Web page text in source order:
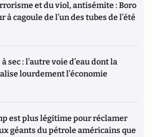
et du viol, antisémite : Boro
à cagoule de l’un des tubes de l’été
sec : l’autre voie d’eau dont la
lourdement l’économie
est plus légitime pour réclamer
géants du pétrole américains que